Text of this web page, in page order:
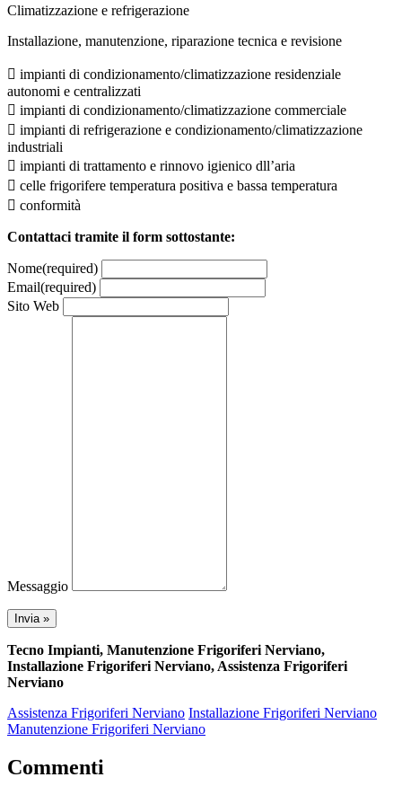
Climatizzazione e refrigerazione
Installazione, manutenzione, riparazione tecnica e revisione
 impianti di condizionamento/climatizzazione residenziale
autonomi e centralizzati
 impianti di condizionamento/climatizzazione commerciale
 impianti di refrigerazione e condizionamento/climatizzazione
industriali
 impianti di trattamento e rinnovo igienico dll’aria
 celle frigorifere temperatura positiva e bassa temperatura
 conformità
Contattaci tramite il form sottostante:
Nome(required)
Email(required)
Sito Web
Messaggio
Tecno Impianti, Manutenzione Frigoriferi Nerviano,
Installazione Frigoriferi Nerviano, Assistenza Frigoriferi
Nerviano
Assistenza Frigoriferi Nerviano Installazione Frigoriferi Nerviano
Manutenzione Frigoriferi Nerviano
Commenti